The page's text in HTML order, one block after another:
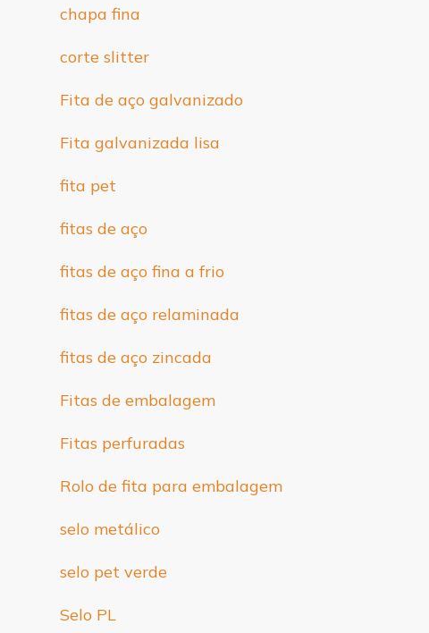
chapa fina
corte slitter
Fita de aço galvanizado
Fita galvanizada lisa
fita pet
fitas de aço
fitas de aço fina a frio
fitas de aço relaminada
fitas de aço zincada
Fitas de embalagem
Fitas perfuradas
Rolo de fita para embalagem
selo metálico
selo pet verde
Selo PL